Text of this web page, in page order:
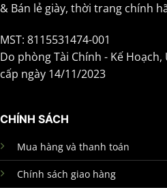
& Bán lẻ giày, thời trang chính
MST: 8115531474-001
Do phòng Tài Chính - Kế
cấp ngày 14/11/2023
CHÍNH SÁCH
Mua hàng và thanh toán
Chính sách giao hàng